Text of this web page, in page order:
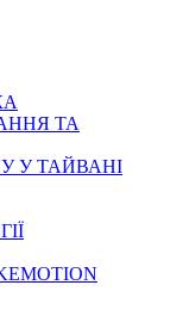
ТА
У ТАЙВАНІ